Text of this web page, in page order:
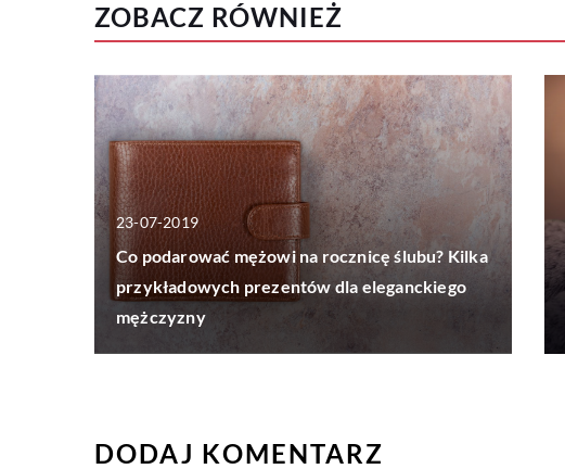
ZOBACZ RÓWNIEŻ
23-07-2019
Co podarować mężowi na rocznicę ślubu? Kilka
przykładowych prezentów dla eleganckiego
mężczyzny
DODAJ KOMENTARZ